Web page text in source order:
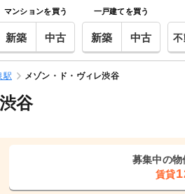
マンションを買う
新築 中古
一戸建てを買う
新築 中古 不
駅 メゾン・ド・ヴィレ渋谷
谷
募集中の物
賃貸